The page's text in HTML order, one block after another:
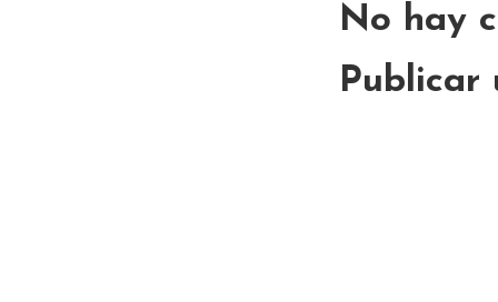
No hay
Publicar